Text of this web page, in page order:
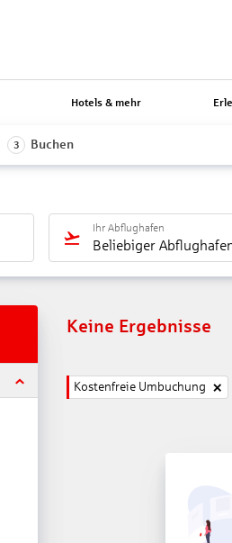
Hotels & mehr
3 Buchen
Ihr Abflughafen
Beliebiger
Keine Ergebnisse
Kostenfreie Umbuchung